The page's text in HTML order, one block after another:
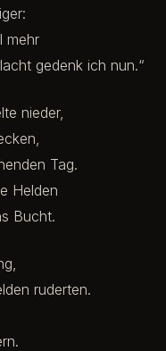
mehr
gedenk ich nun.“
nieder,
Tag.
Helden
Bucht.
ruderten.